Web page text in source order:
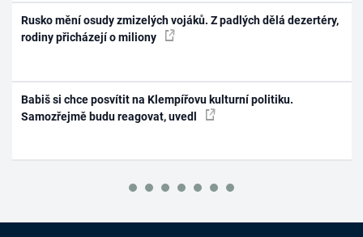
Rusko mění osudy zmizelých vojáků. Z padlých dělá dezertéry,
rodiny přicházejí o miliony
Babiš si chce posvítit na Klempířovu kulturní politiku.
Samozřejmě budu reagovat, uvedl